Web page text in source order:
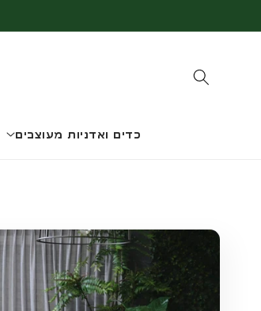
כדים ואדניות מעוצבים